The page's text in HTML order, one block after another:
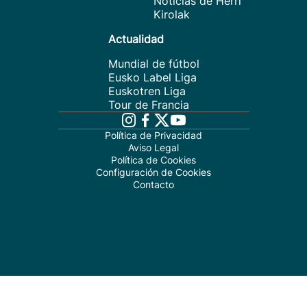
Kirolak
Actualidad
Mundial de fútbol
Eusko Label Liga
Euskotren Liga
Tour de Francia
Política de Privacidad
Aviso Legal
Política de Cookies
Configuración de Cookies
Contacto